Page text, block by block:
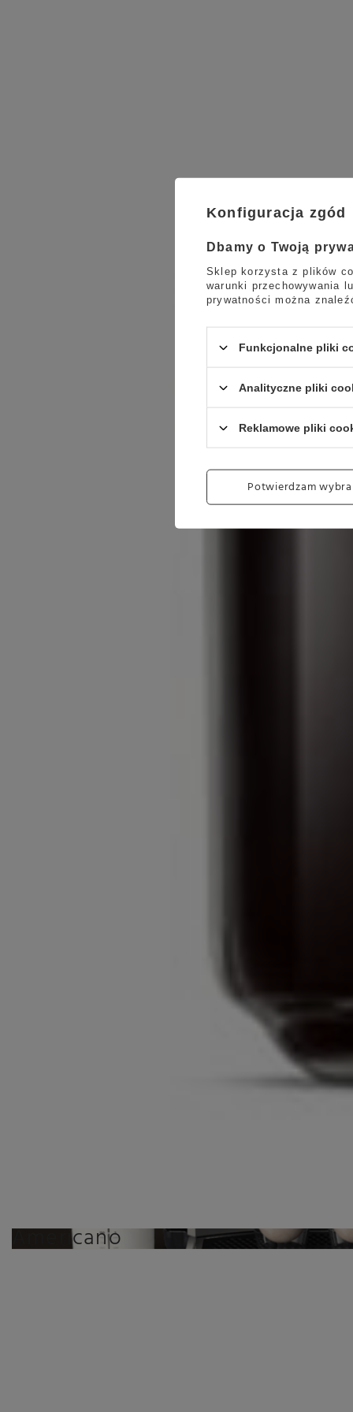
Americano
Konfiguracja zgód
Dbamy o Twoją
Sklep korzysta z plików
warunki przechowywania
prywatności można
Funkcjonalne pliki
Analityczne pliki
Reklamowe pliki
Potwierdzam